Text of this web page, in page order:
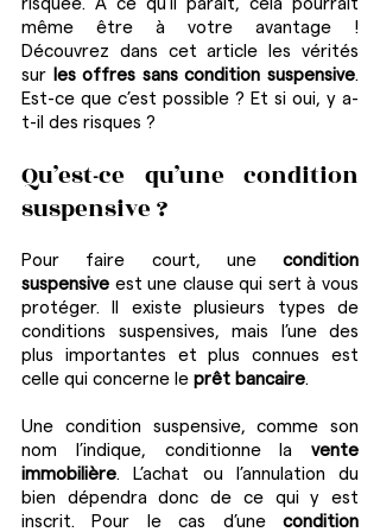
risquée. À ce qu’il paraît, cela pourrait
même être à votre avantage !
Découvrez dans cet article les vérités
sur les offres sans condition suspensive.
Est-ce que c’est possible ? Et si oui, y a-
t-il des risques ?
Qu’est-ce qu’une condition
suspensive ?
Pour faire court, une condition
suspensive est une clause qui sert à vous
protéger. Il existe plusieurs types de
conditions suspensives, mais l’une des
plus importantes et plus connues est
celle qui concerne le prêt bancaire.
Une condition suspensive, comme son
nom l’indique, conditionne la vente
immobilière. L’achat ou l’annulation du
bien dépendra donc de ce qui y est
inscrit. Pour le cas d’une condition